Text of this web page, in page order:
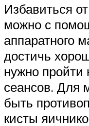
Избавиться
можно с
аппаратного
достичь
нужно пройти
сеансов. Для
быть
кисты